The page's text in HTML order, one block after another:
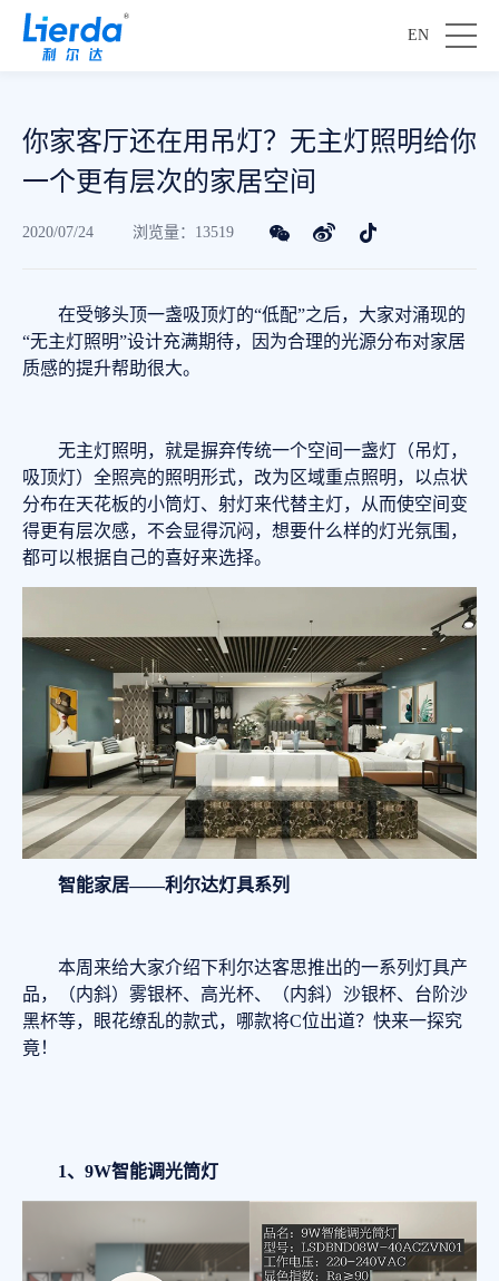
EN
你家客厅还在用吊灯？无主灯照明给你
一个更有层次的家居空间
2020/07/24 浏览量：13519
在受够头顶一盏吸顶灯的“低配”之后，大家对涌现的
“无主灯照明”设计充满期待，因为合理的光源分布对家居
质感的提升帮助很大。
无主灯照明，就是摒弃传统一个空间一盏灯（吊灯，
吸顶灯）全照亮的照明形式，改为区域重点照明，以点状
分布在天花板的小筒灯、射灯来代替主灯，从而使空间变
得更有层次感，不会显得沉闷，想要什么样的灯光氛围，
都可以根据自己的喜好来选择。
智能家居——利尔达灯具系列
本周来给大家介绍下利尔达客思推出的一系列灯具产
品，（内斜）雾银杯、高光杯、（内斜）沙银杯、台阶沙
黑杯等，眼花缭乱的款式，哪款将C位出道？快来一探究
竟！
1、9W智能调光筒灯